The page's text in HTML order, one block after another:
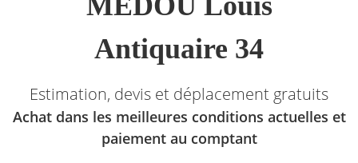
Antiquaire 34
Estimation, devis et déplacement gratuits
Achat dans les meilleures conditions actuelles et
paiement au comptant